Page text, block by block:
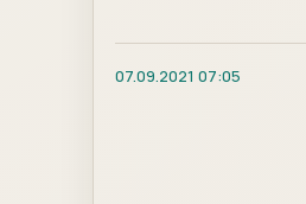
07.09.2021 07:05